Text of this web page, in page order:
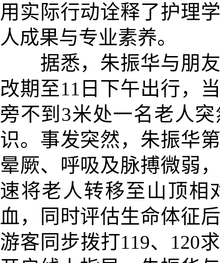
用实际行动诠释了护理
人成果与专业素养。
据悉，朱振华与朋友
改期至11日下午出行，
旁不到3米处一名老人
识。事发突然，朱振华
晕厥、呼吸及脉搏微弱
速将老人转移至山顶相
血，同时评估生命体征
游客同步拨打119、120